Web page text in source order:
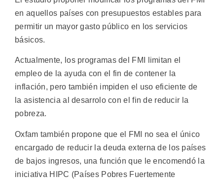
en aquellos países con presupuestos estables para
permitir un mayor gasto público en los servicios
básicos.
Actualmente, los programas del FMI limitan el
empleo de la ayuda con el fin de contener la
inflación, pero también impiden el uso eficiente de
la asistencia al desarrolo con el fin de reducir la
pobreza.
Oxfam también propone que el FMI no sea el único
encargado de reducir la deuda externa de los países
de bajos ingresos, una función que le encomendó la
iniciativa HIPC (Países Pobres Fuertemente